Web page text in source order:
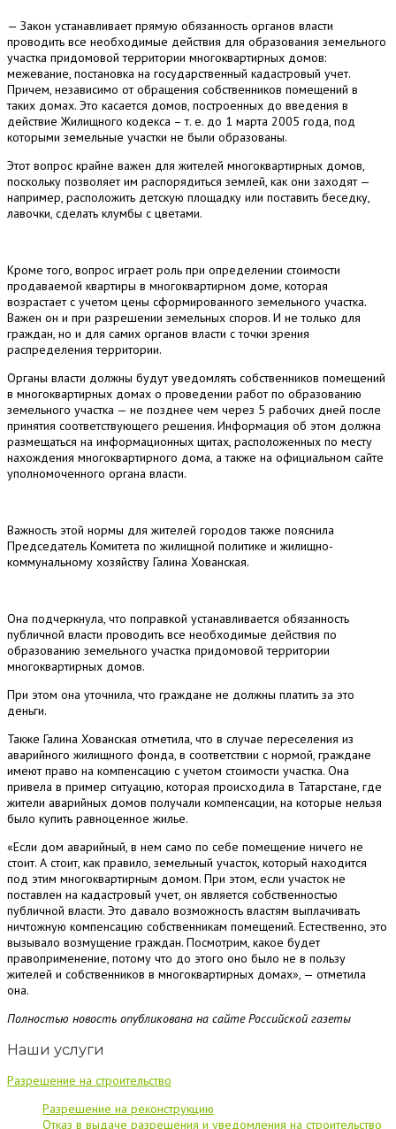
— Закон устанавливает прямую обязанность органов власти
проводить все необходимые действия для образования земельного
участка придомовой территории многоквартирных домов:
межевание, постановка на государственный кадастровый учет.
Причем, независимо от обращения собственников помещений в
таких домах. Это касается домов, построенных до введения в
действие Жилищного кодекса – т. е. до 1 марта 2005 года, под
которыми земельные участки не были образованы.
Этот вопрос крайне важен для жителей многоквартирных домов,
поскольку позволяет им распорядиться землей, как они заходят —
например, расположить детскую площадку или поставить беседку,
лавочки, сделать клумбы с цветами.
Кроме того, вопрос играет роль при определении стоимости
продаваемой квартиры в многоквартирном доме, которая
возрастает с учетом цены сформированного земельного участка.
Важен он и при разрешении земельных споров. И не только для
граждан, но и для самих органов власти с точки зрения
распределения территории.
Органы власти должны будут уведомлять собственников помещений
в многоквартирных домах о проведении работ по образованию
земельного участка — не позднее чем через 5 рабочих дней после
принятия соответствующего решения. Информация об этом должна
размещаться на информационных щитах, расположенных по месту
нахождения многоквартирного дома, а также на официальном сайте
уполномоченного органа власти.
Важность этой нормы для жителей городов также пояснила
Председатель Комитета по жилищной политике и жилищно-
коммунальному хозяйству Галина Хованская.
Она подчеркнула, что поправкой устанавливается обязанность
публичной власти проводить все необходимые действия по
образованию земельного участка придомовой территории
многоквартирных домов.
При этом она уточнила, что граждане не должны платить за это
деньги.
Также Галина Хованская отметила, что в случае переселения из
аварийного жилищного фонда, в соответствии с нормой, граждане
имеют право на компенсацию с учетом стоимости участка. Она
привела в пример ситуацию, которая происходила в Татарстане, где
жители аварийных домов получали компенсации, на которые нельзя
было купить равноценное жилье.
«Если дом аварийный, в нем само по себе помещение ничего не
стоит. А стоит, как правило, земельный участок, который находится
под этим многоквартирным домом. При этом, если участок не
поставлен на кадастровый учет, он является собственностью
публичной власти. Это давало возможность властям выплачивать
ничтожную компенсацию собственникам помещений. Естественно, это
вызывало возмущение граждан. Посмотрим, какое будет
правоприменение, потому что до этого оно было не в пользу
жителей и собственников в многоквартирных домах», — отметила
она.
Полностью новость опубликована на сайте Российской газеты
Наши услуги
Разрешение на строительство
Разрешение на реконструкцию
Отказ в выдаче разрешения и уведомления на строительство